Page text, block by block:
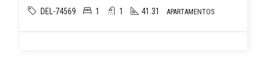
DEL-74569 1 1 41.31 APARTAMENTOS